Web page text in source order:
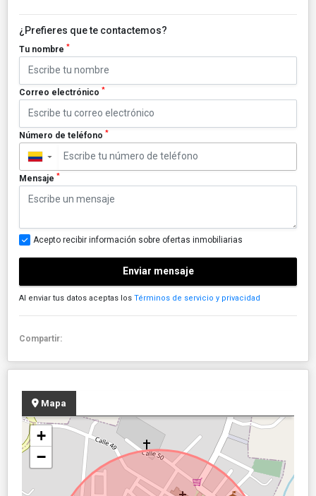
¿Prefieres que te contactemos?
Tu nombre *
Correo electrónico *
Número de teléfono *
▼
Mensaje *
Acepto recibir información sobre ofertas inmobiliarias
Enviar mensaje
Al enviar tus datos aceptas los Términos de servicio y privacidad
Compartir:
Mapa
+
−